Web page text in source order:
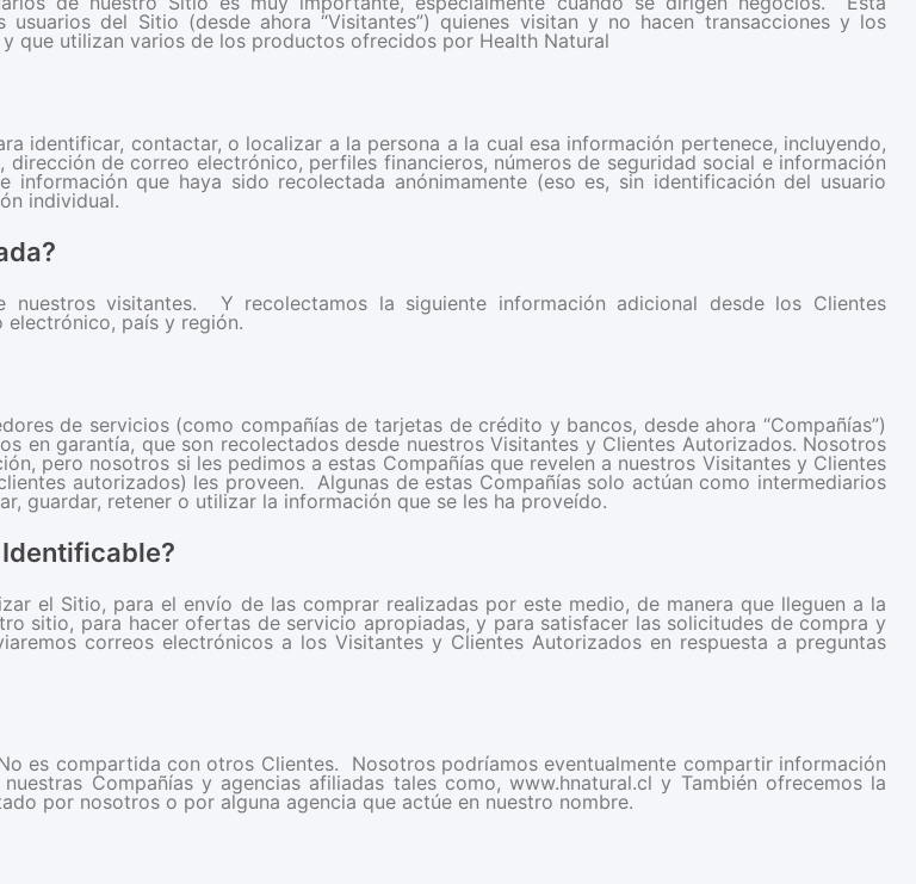
del Sitio (desde ahora “Visitantes”) quienes visitan y no hacen transacciones y los
que utilizan varios de los productos ofrecidos por Health Natural
identificar, contactar, o localizar a la persona a la cual esa información pertenece, incluyendo,
de correo electrónico, perfiles financieros, números de seguridad social e información
que haya sido recolectada anónimamente (eso es, sin identificación del usuario
individual.
visitantes. Y recolectamos la siguiente información adicional desde los Clientes
país y región.
de servicios (como compañías de tarjetas de crédito y bancos, desde ahora “Compañías”)
en garantía, que son recolectados desde nuestros Visitantes y Clientes Autorizados. Nosotros
pero nosotros si les pedimos a estas Compañías que revelen a nuestros Visitantes y Clientes
autorizados) les proveen. Algunas de estas Compañías solo actúan como intermediarios
guardar, retener o utilizar la información que se les ha proveído.
el Sitio, para el envío de las comprar realizadas por este medio, de manera que lleguen a la
sitio, para hacer ofertas de servicio apropiadas, y para satisfacer las solicitudes de compra y
correos electrónicos a los Visitantes y Clientes Autorizados en respuesta a preguntas
es compartida con otros Clientes. Nosotros podríamos eventualmente compartir información
Compañías y agencias afiliadas tales como, www.hnatural.cl y También ofrecemos la
por nosotros o por alguna agencia que actúe en nuestro nombre.